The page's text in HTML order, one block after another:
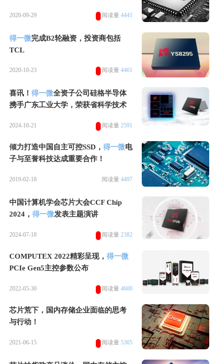
2020-09-29 阅读量 4441
得一微完成B2轮融资，投资商包括
TCL
2020-10-23 阅读量 4461
喜讯！得一微全资子公司硅格半导体
携手广东工业大学，荣获省科学技术
2024-10-21 阅读量 2591
倾力打造中国自主可控SSD，得一微电
子与至誉科技达成重要合作！
2019-02-18 阅读量 4497
中国计算机学会芯片大会CCF Chip
2024，得一微发表主题演讲
2024-07-18 阅读量 2382
COMPUTEX 2022精彩呈现，得一微
PCIe Gen5主控参数公布
2022-05-30 阅读量 4600
芯片荒下，国内存储企业面临的思考
与行动！
2021-06-15 阅读量 5305